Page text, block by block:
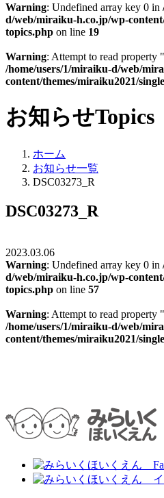
Warning: Undefined array key 0 in
d/web/miraiku-h.co.jp/wp-
topics.php on line 19
Warning: Attempt to read property
/home/users/1/miraiku-d/web/
content/themes/miraiku2021/
お知らせTopics
ホーム
お知らせ一覧
DSC03273_R
DSC03273_R
2023.03.06
Warning: Undefined array key 0 in
d/web/miraiku-h.co.jp/wp-
topics.php on line 57
Warning: Attempt to read property
/home/users/1/miraiku-d/web/
content/themes/miraiku2021/